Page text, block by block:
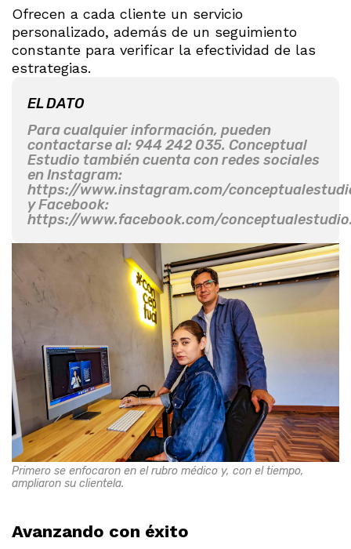
Ofrecen a cada cliente un servicio
personalizado, además de un seguimiento
constante para verificar la efectividad de las
estrategias.
EL DATO
Para cualquier información, pueden
contactarse al: 944 242 035. Conceptual
Estudio también cuenta con redes sociales
en Instagram:
https://www.instagram.com/
y Facebook:
https://www.facebook.com/
Primero se enfocaron en el rubro médico y, con el tiempo,
ampliaron su clientela.
Avanzando con éxito